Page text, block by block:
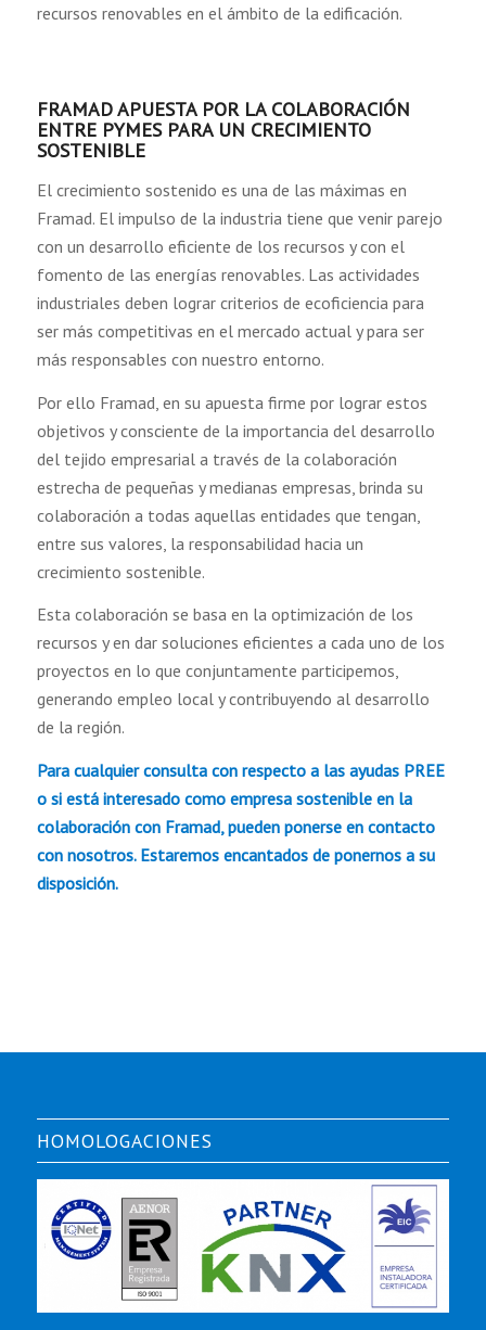
recursos renovables en el ámbito de la edificación.
FRAMAD APUESTA POR LA COLABORACIÓN
ENTRE PYMES PARA UN CRECIMIENTO
SOSTENIBLE
El crecimiento sostenido es una de las máximas en
Framad. El impulso de la industria tiene que venir parejo
con un desarrollo eficiente de los recursos y con el
fomento de las energías renovables. Las actividades
industriales deben lograr criterios de ecoficiencia para
ser más competitivas en el mercado actual y para ser
más responsables con nuestro entorno.
Por ello Framad, en su apuesta firme por lograr estos
objetivos y consciente de la importancia del desarrollo
del tejido empresarial a través de la colaboración
estrecha de pequeñas y medianas empresas, brinda su
colaboración a todas aquellas entidades que tengan,
entre sus valores, la responsabilidad hacia un
crecimiento sostenible.
Esta colaboración se basa en la optimización de los
recursos y en dar soluciones eficientes a cada uno de los
proyectos en lo que conjuntamente participemos,
generando empleo local y contribuyendo al desarrollo
de la región.
Para cualquier consulta con respecto a las ayudas PREE
o si está interesado como empresa sostenible en la
colaboración con Framad, pueden ponerse en contacto
con nosotros. Estaremos encantados de ponernos a su
disposición.
HOMOLOGACIONES